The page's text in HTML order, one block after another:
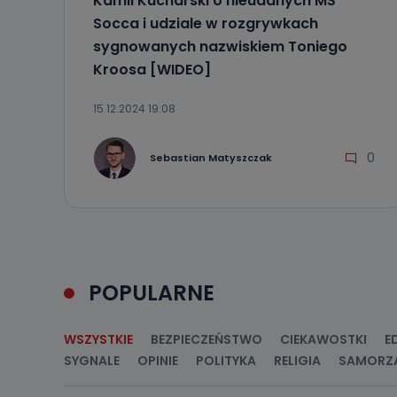
19 dostępu do
ich
sprzeciwu
Jakie
Socca i udziale w rozgrywkach
sygnowanych nazwiskiem Toniego
Kroosa [WIDEO]
15.12.2024 19:08
Sebastian Matyszczak 0
POPULARNE
WSZYSTKIE BEZPIECZEŃSTWO CIEKAWOSTKI
SYGNALE
OPINIE POLITYKA RELIGIA